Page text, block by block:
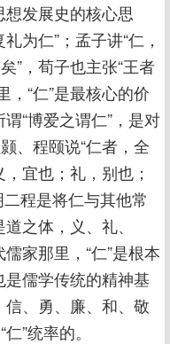
发展史的核心思
为仁”；孟子讲“仁，
”，荀子也主张“王者
，“仁”是最核心的价
“博爱之谓仁”，是对
、程颐说“仁者，全
宜也；礼，别也；
程是将仁与其他常
之体，义、礼、
家那里，“仁”是根本
儒学传统的精神基
、勇、廉、和、敬
”统率的。